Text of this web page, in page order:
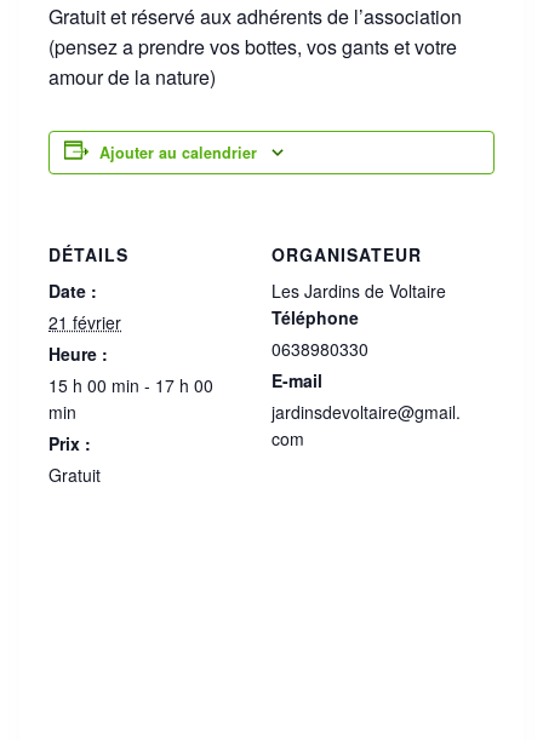
Gratuit et réservé aux adhérents de l’association
(pensez a prendre vos bottes, vos gants et votre
amour de la nature)
Ajouter au calendrier
DÉTAILS
Date :
21 février
Heure :
15 h 00 min - 17 h 00
min
Prix :
Gratuit
ORGANISATEUR
Les Jardins de Voltaire
Téléphone
0638980330
E-mail
jardinsdevoltaire@gmail.
com